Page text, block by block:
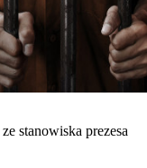
stanowiska prezesa